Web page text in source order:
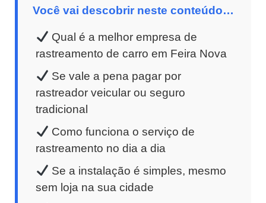
Você vai descobrir neste conteúdo…
Qual é a melhor empresa de
rastreamento de carro em Feira Nova
Se vale a pena pagar por
rastreador veicular ou seguro
tradicional
Como funciona o serviço de
rastreamento no dia a dia
Se a instalação é simples, mesmo
sem loja na sua cidade